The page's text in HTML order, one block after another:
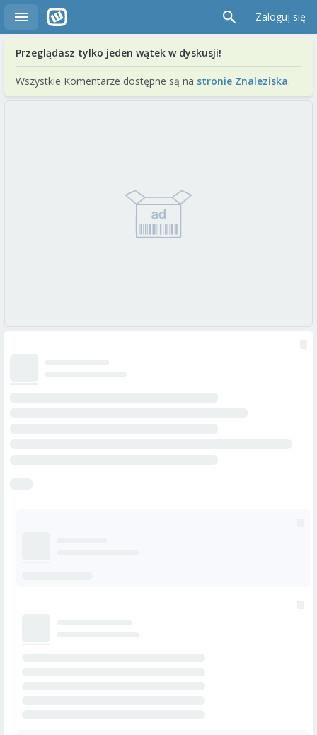
Zaloguj się
Przeglądasz tylko jeden wątek w dyskusji!
Wszystkie Komentarze dostępne są na stronie Znaleziska.